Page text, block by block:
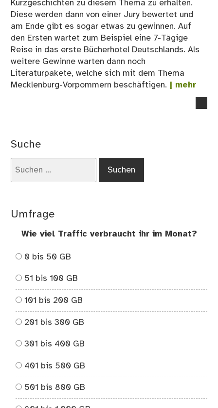
Kurzgeschichten zu diesem Thema zu erhalten.
Diese werden dann von einer Jury bewertet und
am Ende gibt es sogar etwas zu gewinnen. Auf
den Ersten wartet zum Beispiel eine 7-Tägige
Reise in das erste Bücherhotel Deutschlands. Als
weitere Gewinne warten dann noch
Literaturpakete, welche sich mit dem Thema
Mecklenburg-Vorpommern beschäftigen. | mehr
Suche
Umfrage
Wie viel Traffic verbraucht ihr im Monat?
0 bis 50 GB
51 bis 100 GB
101 bis 200 GB
201 bis 300 GB
301 bis 400 GB
401 bis 500 GB
501 bis 800 GB